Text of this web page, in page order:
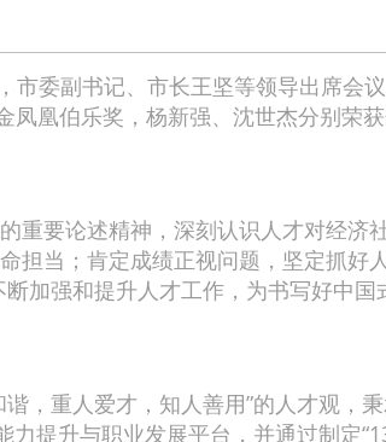
委副书记、市长王坚等领导出席会
凰伯乐奖，杨新强、沈世杰分别荣
要论述精神，深刻认识人才对经济
担当；肯定成绩正视问题，坚定抓好
加强和提升人才工作，为书写好中
，重人爱才，知人善用”的人才观，
提升与职业发展平台，并通过制定